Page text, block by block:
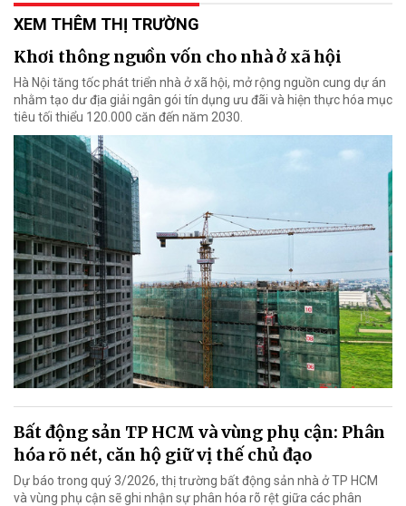
XEM THÊM THỊ TRƯỜNG
Khơi thông nguồn vốn cho nhà ở xã hội
Hà Nội tăng tốc phát triển nhà ở xã hội, mở rộng nguồn cung dự án
nhằm tạo dư địa giải ngân gói tín dụng ưu đãi và hiện thực hóa mục
tiêu tối thiểu 120.000 căn đến năm 2030.
Bất động sản TP HCM và vùng phụ cận: Phân
hóa rõ nét, căn hộ giữ vị thế chủ đạo
Dự báo trong quý 3/2026, thị trường bất động sản nhà ở TP HCM
và vùng phụ cận sẽ ghi nhận sự phân hóa rõ rệt giữa các phân